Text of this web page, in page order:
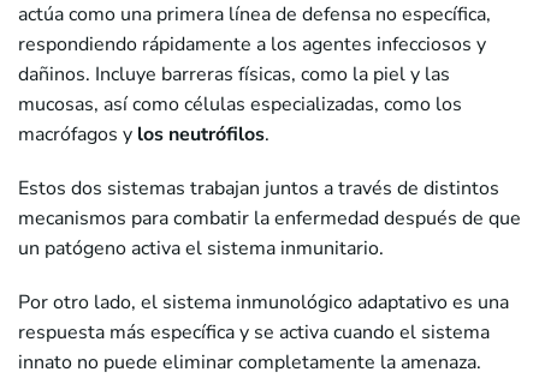
actúa como una primera línea de defensa no específica,
respondiendo rápidamente a los agentes infecciosos y
dañinos. Incluye barreras físicas, como la piel y las
mucosas, así como células especializadas, como los
macrófagos y los neutrófilos.
Estos dos sistemas trabajan juntos a través de distintos
mecanismos para combatir la enfermedad después de que
un patógeno activa el sistema inmunitario.
Por otro lado, el sistema inmunológico adaptativo es una
respuesta más específica y se activa cuando el sistema
innato no puede eliminar completamente la amenaza.